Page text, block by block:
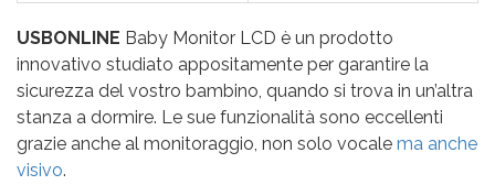
USBONLINE Baby Monitor LCD è un prodotto
innovativo studiato appositamente per garantire la
sicurezza del vostro bambino, quando si trova in un’altra
stanza a dormire. Le sue funzionalità sono eccellenti
grazie anche al monitoraggio, non solo vocale ma anche
visivo.